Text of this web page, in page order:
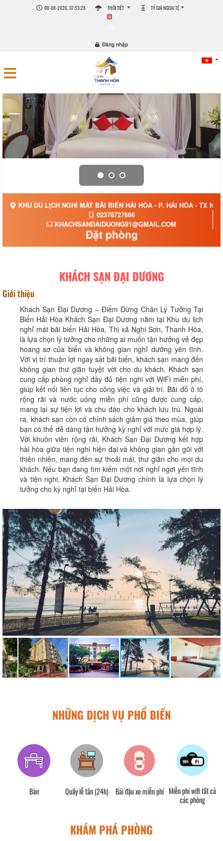
08-08-2026, 07:53:29 THỜI TIẾT TỶ GIÁ NGOẠI TỆ
0
Đăng nhập
KHU DU LỊCH NGHỈ MÁT BÃI BIỂN HẢI HÒA - P. HẢI HÒA - TX
02378727666
KHACHSANDAIDUONG91@GMAIL.COM
Đặt phòng
KHÁCH SẠN ĐẠI DƯƠNG
Giới thiệu
Khách Sạn Đại Dương – Điểm Dừng Chân Lý Tưởng Tại
Biển Hải Hòa Khách Sạn Đại Dương nằm tại Khu du lịch
nghỉ mát bãi biển Hải Hòa, Thị xã Nghi Sơn, Thanh Hóa,
là lựa chọn lý tưởng cho những ai muốn tận hưởng vẻ đẹp
hoang sơ của biển và không gian nghỉ dưỡng yên tĩnh.
Với vị trí thuận lợi ngay sát bãi biển, khách sạn mang đến
không gian thư giãn tuyệt vời cho du khách. Khách sạn
cung cấp phòng nghỉ đầy đủ tiện nghi với WiFi miễn phí,
giúp kết nối liên tục cho công việc và giải trí. Bãi đỗ ô tô
rộng rãi và nước uống miễn phí cũng được cung cấp,
mang lại sự tiện lợi và chu đáo cho khách lưu trú. Ngoài
ra, khách sạn còn có chính sách giảm giá theo mùa, giúp
bạn có thể dễ dàng tận hưởng kỳ nghỉ với mức giá hợp lý.
Với khuôn viên rộng rãi, Khách Sạn Đại Dương kết hợp
hài hòa giữa tiện nghi hiện đại và không gian gần gũi với
thiên nhiên, mang đến sự thoải mái, thư giãn cho mọi du
khách. Nếu bạn đang tìm kiếm một nơi nghỉ ngơi yên tĩnh
và tiện nghi, Khách Sạn Đại Dương chính là lựa chọn lý
tưởng cho kỳ nghỉ tại biển Hải Hòa.
NHỮNG DỊCH VỤ PHỔ BIẾN
Bàn Quầy lễ tân (24h) Bãi đậu xe miễn phí Miễn phí wifi tất cả
các phòng
KHÁM PHÁ PHÒNG